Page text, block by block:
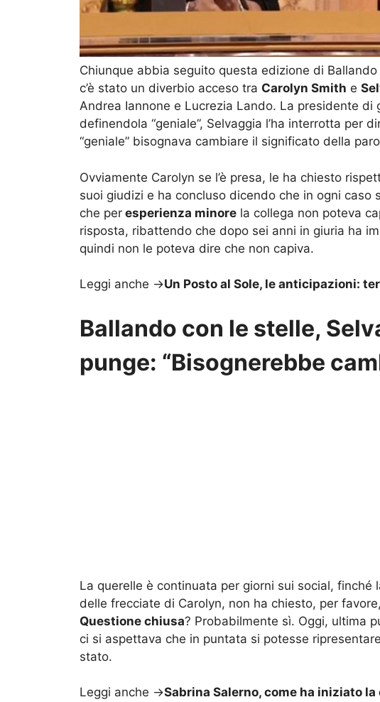
Chiunque abbia seguito questa edizione di
c’è stato un diverbio acceso tra Carolyn Smith e
Andrea Iannone e Lucrezia Lando. La presidente di
definendola “geniale”, Selvaggia l’ha interrotta per
“geniale” bisognava cambiare il significato della
Ovviamente Carolyn se l’è presa, le ha chiesto
suoi giudizi e ha concluso dicendo che in ogni
che per esperienza minore la collega non poteva
risposta, ribattendo che dopo sei anni in giuria ha
quindi non le poteva dire che non capiva.
Leggi anche ->Un Posto al Sole, le anticipazioni:
Ballando con le stelle,
punge: “Bisognerebbe
La querelle è continuata per giorni sui social,
delle frecciate di Carolyn, non ha chiesto, per
Questione chiusa? Probabilmente sì. Oggi, ultima
ci si aspettava che in puntata si potesse
stato.
Leggi anche ->Sabrina Salerno, come ha iniziato